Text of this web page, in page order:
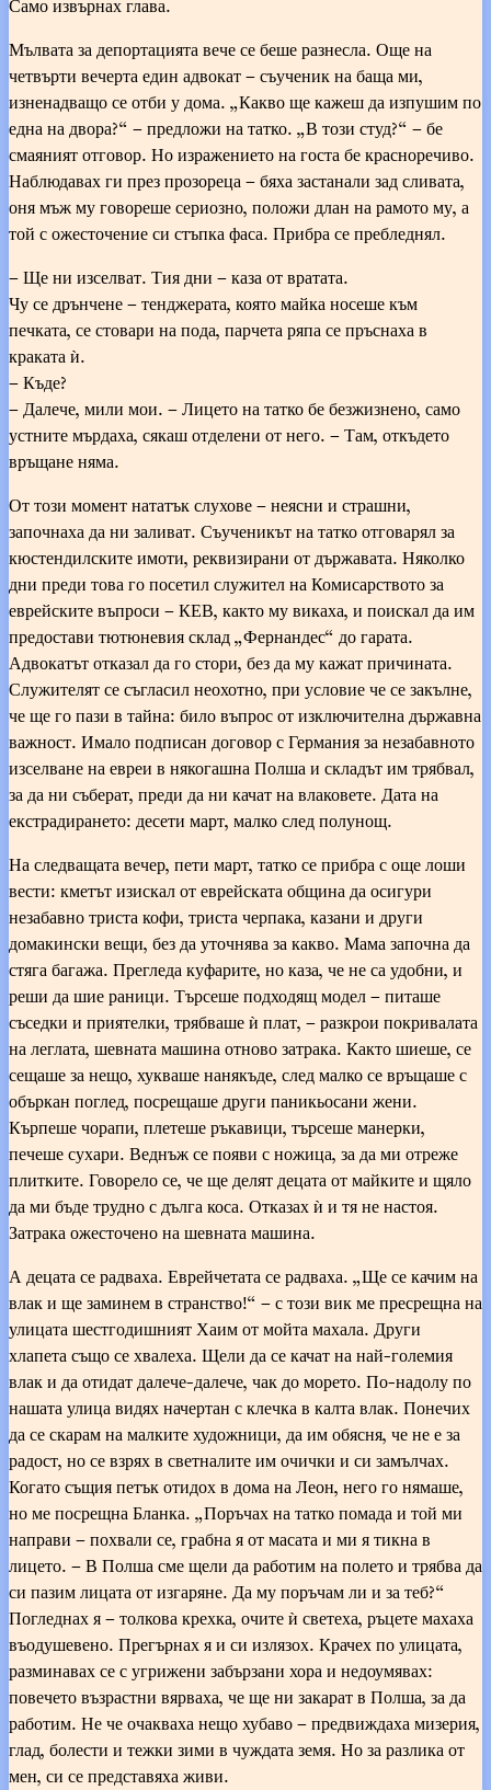
Мълвата за депортацията вече се беше разнесла. Още на
четвърти вечерта един адвокат – съученик на баща ми,
изненадващо се отби у дома. „Какво ще кажеш да изпушим по
една на двора?“ – предложи на татко. „В този студ?“ – бе
смаяният отговор. Но изражението на госта бе красноречиво.
Наблюдавах ги през прозореца – бяха застанали зад сливата,
оня мъж му говореше сериозно, положи длан на рамото му, а
той с ожесточение си стъпка фаса. Прибра се пребледнял.
– Ще ни изселват. Тия дни – каза от вратата.
Чу се дрънчене – тенджерата, която майка носеше към
печката, се стовари на пода, парчета ряпа се пръснаха в
краката ѝ.
– Къде?
– Далече, мили мои. – Лицето на татко бе безжизнено, само
устните мърдаха, сякаш отделени от него. – Там, откъдето
връщане няма.
От този момент нататък слухове – неясни и страшни,
започнаха да ни заливат. Съученикът на татко отговарял за
кюстендилските имоти, реквизирани от държавата. Няколко
дни преди това го посетил служител на Комисарството за
еврейските въпроси – КЕВ, както му викаха, и поискал да им
предостави тютюневия склад „Фернандес“ до гарата.
Адвокатът отказал да го стори, без да му кажат причината.
Служителят се съгласил неохотно, при условие че се закълне,
че ще го пази в тайна: било въпрос от изключителна държавна
важност. Имало подписан договор с Германия за незабавното
изселване на евреи в някогашна Полша и складът им трябвал,
за да ни съберат, преди да ни качат на влаковете. Дата на
екстрадирането: десети март, малко след полунощ.
На следващата вечер, пети март, татко се прибра с още лоши
вести: кметът изискал от еврейската община да осигури
незабавно триста кофи, триста черпака, казани и други
домакински вещи, без да уточнява за какво. Мама започна да
стяга багажа. Прегледа куфарите, но каза, че не са удобни, и
реши да шие раници. Търсеше подходящ модел – питаше
съседки и приятелки, трябваше ѝ плат, – разкрои покривалата
на леглата, шевната машина отново затрака. Както шиеше, се
сещаше за нещо, хукваше нанякъде, след малко се връщаше с
объркан поглед, посрещаше други паникьосани жени.
Кърпеше чорапи, плетеше ръкавици, търсеше манерки,
печеше сухари. Веднъж се появи с ножица, за да ми отреже
плитките. Говорело се, че ще делят децата от майките и щяло
да ми бъде трудно с дълга коса. Отказах ѝ и тя не настоя.
Затрака ожесточено на шевната машина.
А децата се радваха. Еврейчетата се радваха. „Ще се качим на
влак и ще заминем в странство!“ – с този вик ме пресрещна на
улицата шестгодишният Хаим от мойта махала. Други
хлапета също се хвалеха. Щели да се качат на най-големия
влак и да отидат далече-далече, чак до морето. По-надолу по
нашата улица видях начертан с клечка в калта влак. Понечих
да се скарам на малките художници, да им обясня, че не е за
радост, но се взрях в светналите им очички и си замълчах.
Когато същия петък отидох в дома на Леон, него го нямаше,
но ме посрещна Бланка. „Поръчах на татко помада и той ми
направи – похвали се, грабна я от масата и ми я тикна в
лицето. – В Полша сме щели да работим на полето и трябва да
си пазим лицата от изгаряне. Да му поръчам ли и за теб?“
Погледнах я – толкова крехка, очите ѝ светеха, ръцете махаха
въодушевено. Прегърнах я и си излязох. Крачех по улицата,
разминавах се с угрижени забързани хора и недоумявах:
повечето възрастни вярваха, че ще ни закарат в Полша, за да
работим. Не че очакваха нещо хубаво – предвиждаха мизерия,
глад, болести и тежки зими в чуждата земя. Но за разлика от
мен, си се представяха живи.